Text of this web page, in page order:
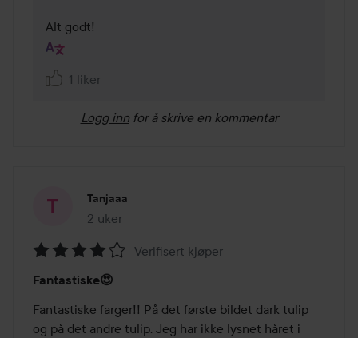
Alt godt!
1 liker
Logg inn for å skrive en kommentar
Tanjaaa
2 uker
Innlegget ble opprettet 2 uker
4
av
5
Verifisert kjøper
Fantastiske😍
Fantastiske farger!! På det første bildet dark tulip
og på det andre tulip. Jeg har ikke lysnet håret i